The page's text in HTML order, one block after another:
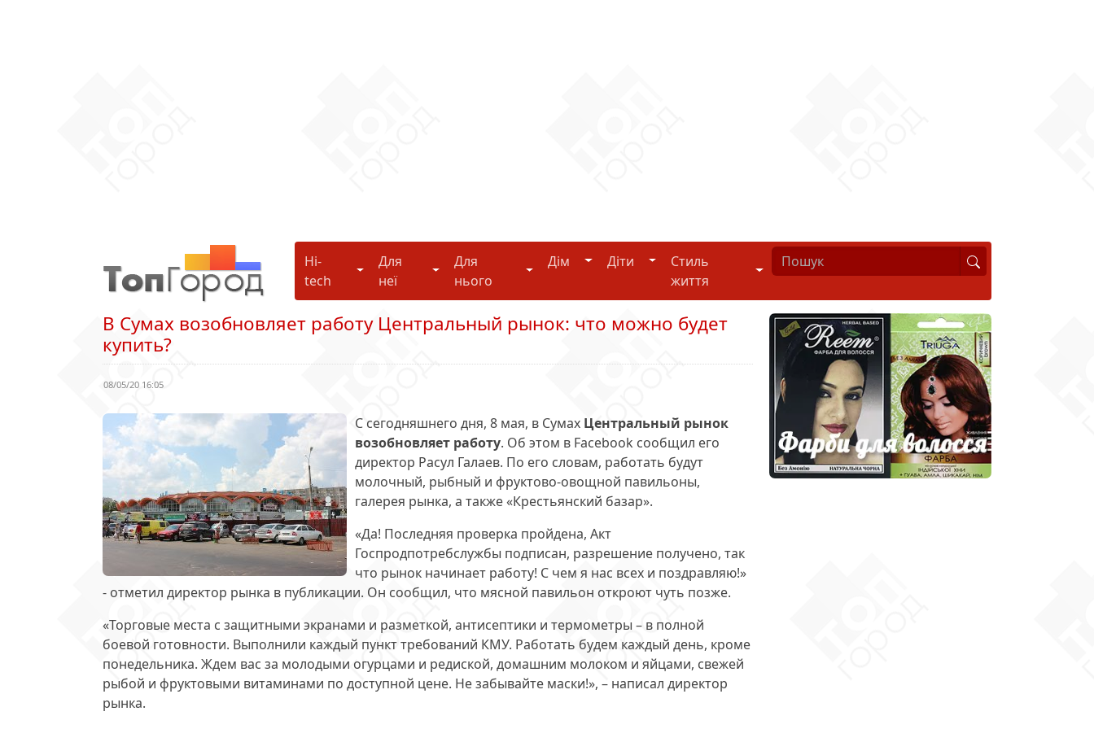
Hi-
tech
Hi-tech
Для
неї
Для неї
Для
нього
Для нього
Дім Дім Діти ДітиСтиль
життя
Стиль життя
В Сумах возобновляет работу Центральный рынок: что можно будет
купить?
08/05/20 16:05
С сегодняшнего дня, 8 мая, в Сумах Центральный рынок
возобновляет работу. Об этом в Facebook сообщил его
директор Расул Галаев. По его словам, работать будут
молочный, рыбный и фруктово-овощной павильоны,
галерея рынка, а также «Крестьянский базар».
«Да! Последняя проверка пройдена, Акт
Госпродпотребслужбы подписан, разрешение получено, так
что рынок начинает работу! С чем я нас всех и поздравляю!»
- отметил директор рынка в публикации. Он сообщил, что мясной павильон откроют чуть позже.
«Торговые места с защитными экранами и разметкой, антисептики и термометры – в полной
боевой готовности. Выполнили каждый пункт требований КМУ. Работать будем каждый день, кроме
понедельника. Ждем вас за молодыми огурцами и редиской, домашним молоком и яйцами, свежей
рыбой и фруктовыми витаминами по доступной цене. Не забывайте маски!», – написал директор
рынка.